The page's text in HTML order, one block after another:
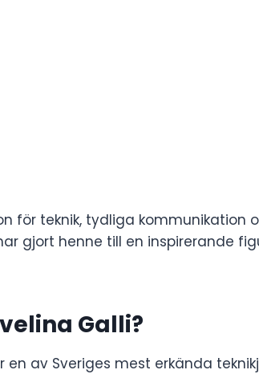
för teknik, tydliga
gjort henne till en inspirerande
Galli?
en av Sveriges mest erkända